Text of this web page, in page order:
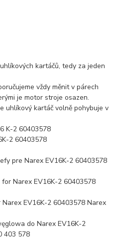
kartáčů, tedy za jeden
vždy měnit v párech
je motor stroje osazen.
uhlíkový kartáč volně pohybuje v
K-2 60403578
2 60403578
pre Narex EV16K-2 60403578
Narex EV16K-2 60403578
EV16K-2 60403578 Narex
do Narex EV16K-2
403 578